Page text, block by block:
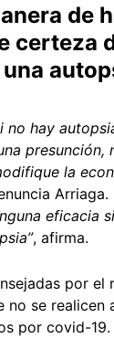
de
certeza
no hay
presunción,
la
Arriaga.
eficacia
, afirma.
por el
no se realicen
por covid-